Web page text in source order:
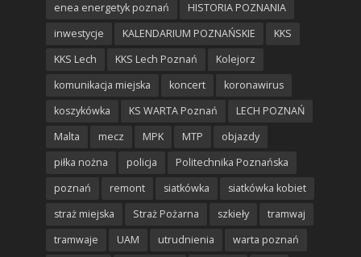
enea energetyk poznań
HISTORIA POZNANIA
inwestycje
KALENDARIUM POZNAŃSKIE
KKS
KKS Lech
KKS Lech Poznań
Kolejorz
komunikacja miejska
koncert
koronawirus
koszykówka
KS WARTA Poznań
LECH POZNAŃ
Malta
mecz MPK MTP
objazdy
piłka nożna
policja
Politechnika Poznańska
poznań
remont siatkówka
siatkówka kobiet
straż miejska
Straż Pożarna szkieły
tramwaj
tramwaje
UAM utrudnienia warta poznań